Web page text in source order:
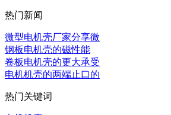
热门新闻
微型电机壳厂家分享微
‌钢板电机壳的磁性能
卷板电机壳的更大承受
电机机壳的两端止口的
热门关键词